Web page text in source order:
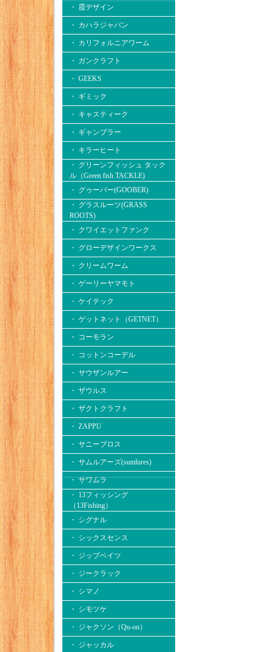
・ 霞デザイン
・ カハラジャパン
・ カリフォルニアワーム
・ ガンクラフト
・ GEEKS
・ ギミック
・ キャスティーク
・ ギャンブラー
・ キラーヒート
・ グリーンフィッシュ タック
ル（Green fish TACKLE)
・ グゥーバー(GOOBER)
・ グラスルーツ(GRASS
ROOTS)
・ クワイエットファンク
・ グローデザインワークス
・ クリームワーム
・ ゲーリーヤマモト
・ ケイテック
・ ゲットネット（GETNET）
・ コーモラン
・ コットンコーデル
・ サウザンルアー
・ ザウルス
・ ザクトクラフト
・ ZAPPU
・ サニーブロス
・ サムルアーズ(sumlures)
・ サワムラ
・ 13フィッシング
（13Fishing）
・ シグナル
・ シックスセンス
・ ジップベイツ
・ ジークラック
・ シマノ
・ シモツケ
・ ジャクソン（Qu-on）
・ ジャッカル